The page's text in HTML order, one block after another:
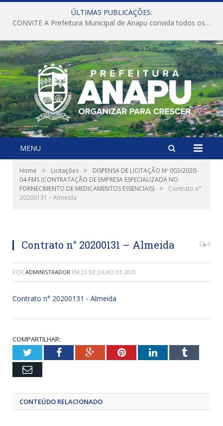
ÚLTIMAS PUBLICAÇÕES:
CONVITE A Prefeitura Municipal de Anapu convida todos os servidores públicos municipais para participarem da Audiência Pública de discussão da Lei de Diretrizes Orçamentárias (LDO), importante instrumento de planejamento das ações e investimentos da Administração Pública para o próximo exercício financeiro.
MENU
Home » Licitações »
DISPENSA DE LICITAÇÃO Nº 003/2020-
04-FMS (CONTRATAÇÃO DE EMPRESA ESPECIALIZADA NO
FORNECIMENTO DE MEDICAMENTOS ESSENCIAIS) »
Contrato n°
20200131 – Almeida
Contrato n° 20200131 – Almeida 0
POR ADMINISTRADOR EM 23 DE JULHO DE 2020
Contrato n° 20200131 - Almeida
COMPARTILHAR:
TwitterFacebookGoogle+PinterestLinkedInTumblr
Email
CONTEÚDO RELACIONADO